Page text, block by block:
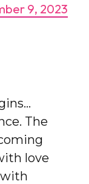
9, 2023
The
love